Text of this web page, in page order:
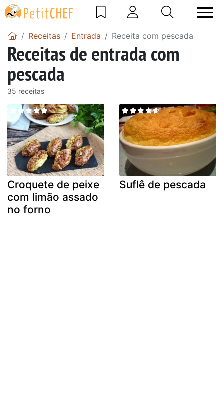
Receitas Entrada Receita com pescada
Receitas de entrada com
pescada
35 receitas
Croquete de peixe
com limão assado
no forno
Suflê de pescada